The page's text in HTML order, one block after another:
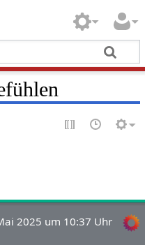
2025 um 10:37 Uhr